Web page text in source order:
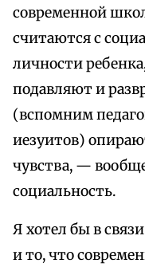
современной
считаются с
личности
подавляют и
(вспомним
иезуитов)
чувства, —
социальность.
Я хотел бы в
и то, что